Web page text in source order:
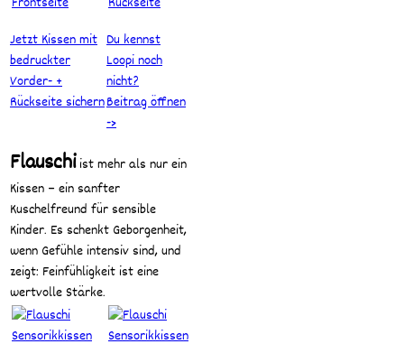
Jetzt Kissen mit
bedruckter
Vorder- +
Rückseite sichern
Du kennst
Loopi noch
nicht?
Beitrag öffnen
->
Flauschiist mehr als nur ein
Kissen – ein sanfter
Kuschelfreund für sensible
Kinder. Es schenkt Geborgenheit,
wenn Gefühle intensiv sind, und
zeigt: Feinfühligkeit ist eine
wertvolle Stärke.